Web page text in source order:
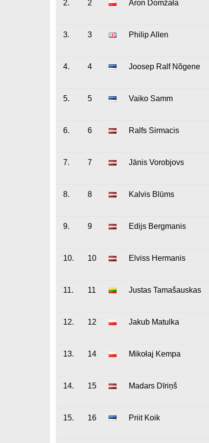
2. 2 Aron Domżała
3. 3 Philip Allen
4. 4 Joosep Ralf Nõgene
5. 5 Vaiko Samm
6. 6 Ralfs Sirmacis
7. 7 Jānis Vorobjovs
8. 8 Kalvis Blūms
9. 9 Edijs Bergmanis
10. 10 Elviss Hermanis
11. 11 Justas Tamašauskas
12. 12 Jakub Matulka
13. 14 Mikołaj Kempa
14. 15 Madars Dīriņš
15. 16 Priit Koik